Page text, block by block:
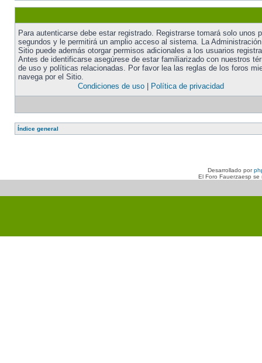
Para autenticarse debe estar registrado. Registrarse tomará solo unos
segundos y le permitirá un amplio acceso al sistema. La
Sitio puede además otorgar permisos adicionales a los usuarios
Antes de identificarse asegúrese de estar familiarizado con nuestros
de uso y políticas relacionadas. Por favor lea las reglas de los foros
navega por el Sitio.
Condiciones de uso| Política de privacidad
Índice general
Desarrollado por
El Foro Fauerzaesp